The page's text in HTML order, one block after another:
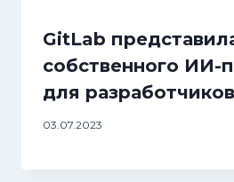
GitLab
собственного ИИ-
для разработчиков
03.07.2023